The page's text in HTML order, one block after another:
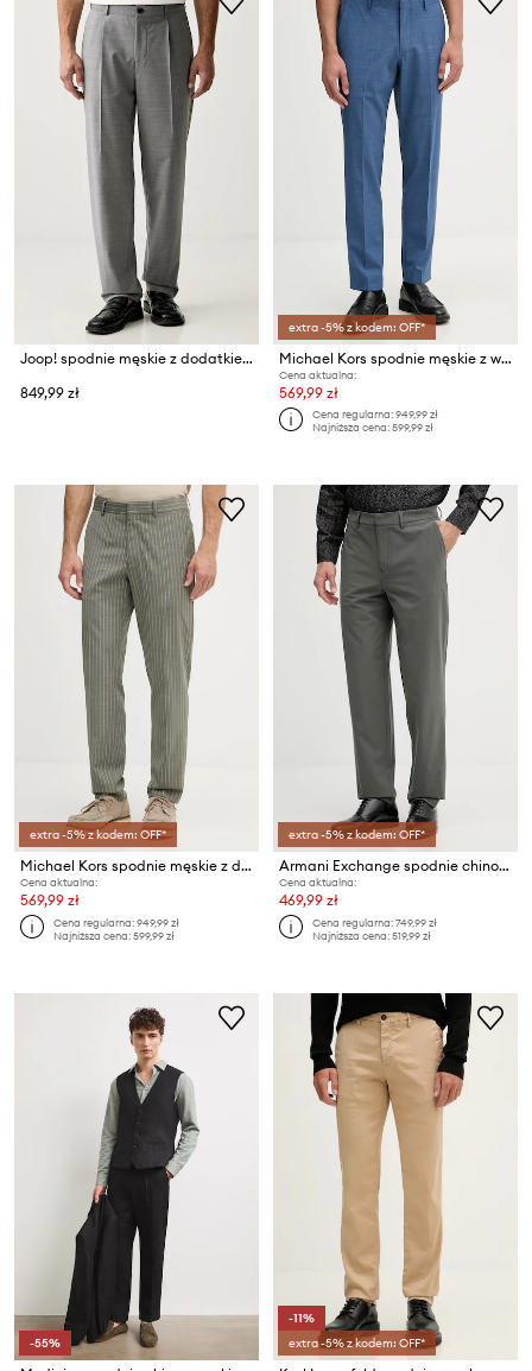
Joop! spodnie męskie z dodatkiem wełny
849,99 zł
extra -5% z kodem: OFF*
Michael Kors spodnie męskie z wełną
Cena aktualna:
569,99 zł
Cena regularna:949,99 zł
Najniższa cena:599,99 zł
extra -5% z kodem: OFF*
Michael Kors spodnie męskie z dodatkiem wełny
Cena aktualna:
569,99 zł
Cena regularna:949,99 zł
Najniższa cena:599,99 zł
extra -5% z kodem: OFF*
Armani Exchange spodnie chinos męskie z dodatkiem wełny
Cena aktualna:
469,99 zł
Cena regularna:749,99 zł
Najniższa cena:519,99 zł
-55%
-11%
extra -5% z kodem: OFF*